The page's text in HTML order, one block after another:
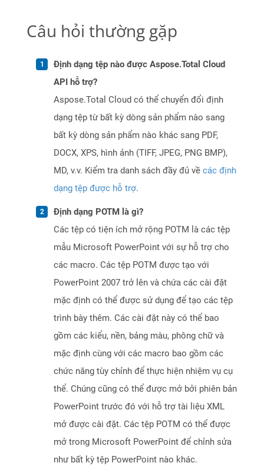
Câu hỏi thường gặp
Định dạng tệp nào được Aspose.Total Cloud
API hỗ trợ?
Aspose.Total Cloud có thể chuyển đổi định
dạng tệp từ bất kỳ dòng sản phẩm nào sang
bất kỳ dòng sản phẩm nào khác sang PDF,
DOCX, XPS, hình ảnh (TIFF, JPEG, PNG BMP),
MD, v.v. Kiểm tra danh sách đầy đủ về các định
dạng tệp được hỗ trợ.
Định dạng POTM là gì?
Các tệp có tiện ích mở rộng POTM là các tệp
mẫu Microsoft PowerPoint với sự hỗ trợ cho
các macro. Các tệp POTM được tạo với
PowerPoint 2007 trở lên và chứa các cài đặt
mặc định có thể được sử dụng để tạo các tệp
trình bày thêm. Các cài đặt này có thể bao
gồm các kiểu, nền, bảng màu, phông chữ và
mặc định cùng với các macro bao gồm các
chức năng tùy chỉnh để thực hiện nhiệm vụ cụ
thể. Chúng cũng có thể được mở bởi phiên bản
PowerPoint trước đó với hỗ trợ tài liệu XML
mở được cài đặt. Các tệp POTM có thể được
mở trong Microsoft PowerPoint để chỉnh sửa
như bất kỳ tệp PowerPoint nào khác.